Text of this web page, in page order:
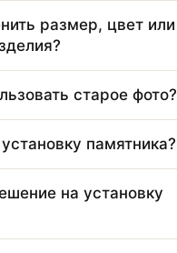
размер, цвет или
старое фото?
памятника?
на установку